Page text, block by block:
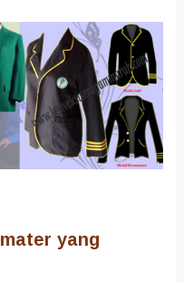
yang